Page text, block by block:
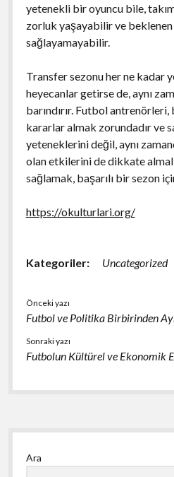
yetenekli bir oyuncu bile,
zorluk yaşayabilir ve beklenen
sağlayamayabilir.
Transfer sezonu her ne kadar
heyecanlar getirse de, aynı
barındırır. Futbol
kararlar almak zorundadır ve
yeteneklerini değil, aynı
olan etkilerini de dikkate
sağlamak, başarılı bir sezon
https://okulturlari.org/
Kategoriler: Uncategorized
Önceki yazı
Futbol ve Politika Birbirinden
Sonraki yazı
Futbolun Kültürel ve Ekonomik
Yan
Menü
Ara